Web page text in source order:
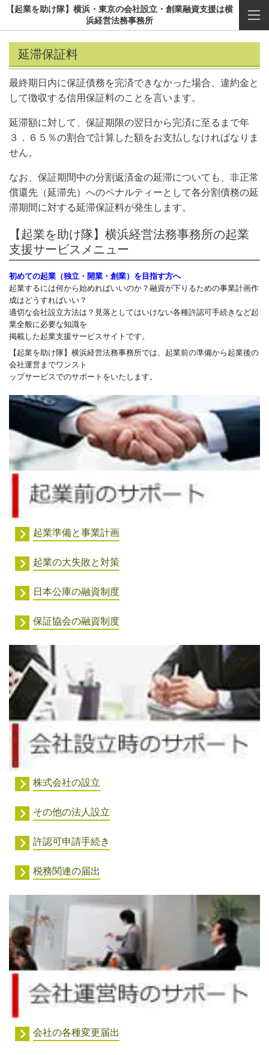
【起業を助け隊】横浜・東京の会社設立・創業融資支援は横
浜経営法務事務所
延滞保証料
最終期日内に保証債務を完済できなかった場合、違約金と
して徴収する信用保証料のことを言います。
延滞額に対して、保証期限の翌日から完済に至るまで年
３．６５％の割合で計算した額をお支払しなければなりま
せん。
なお、保証期間中の分割返済金の延滞についても、非正常
償還先（延滞先）へのペナルティーとして各分割債務の延
滞期間に対する延滞保証料が発生します。
【起業を助け隊】横浜経営法務事務所の起業
支援サービスメニュー
初めての起業（独立・開業・創業）を目指す方へ
起業するには何から始めればいいのか？融資が下りるための事業計画作
成はどうすればいい？
適切な会社設立方法は？見落としてはいけない各種許認可手続きなど起
業全般に必要な知識を
掲載した起業支援サービスサイトです。
【起業を助け隊】横浜経営法務事務所では、起業前の準備から起業後の
会社運営までワンスト
ップサービスでのサポートをいたします。
起業準備と事業計画
起業の大失敗と対策
日本公庫の融資制度
保証協会の融資制度
株式会社の設立
その他の法人設立
許認可申請手続き
税務関連の届出
会社の各種変更届出